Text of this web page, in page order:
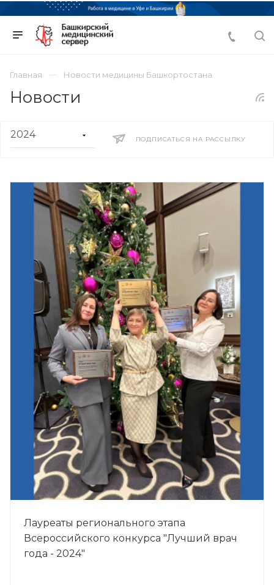
Главная Новости медицины Башкортостана
Новости
ПОДПИСАТЬСЯ НА РАССЫЛКУ
Лауреаты регионального этапа
Всероссийского конкурса "Лучший врач
года - 2024"